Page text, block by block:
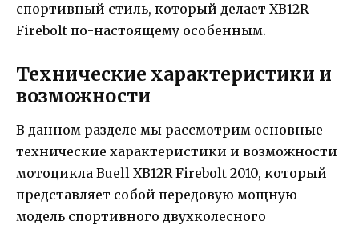
спортивный стиль, который делает XB12R
Firebolt по-настоящему особенным.
Технические характеристики и
возможности
В данном разделе мы рассмотрим основные
технические характеристики и возможности
мотоцикла Buell XB12R Firebolt 2010, который
представляет собой передовую мощную
модель спортивного двухколесного